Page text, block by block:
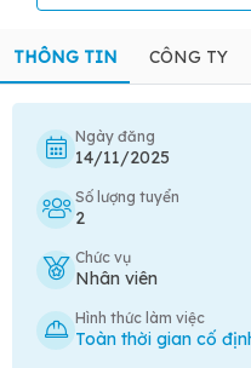
THÔNG TIN CÔNG TY
Ngày đăng
14/11/2025
Số lượng tuyển
2
Chức vụ
Nhân viên
Hình thức làm việc
Toàn thời gian cố